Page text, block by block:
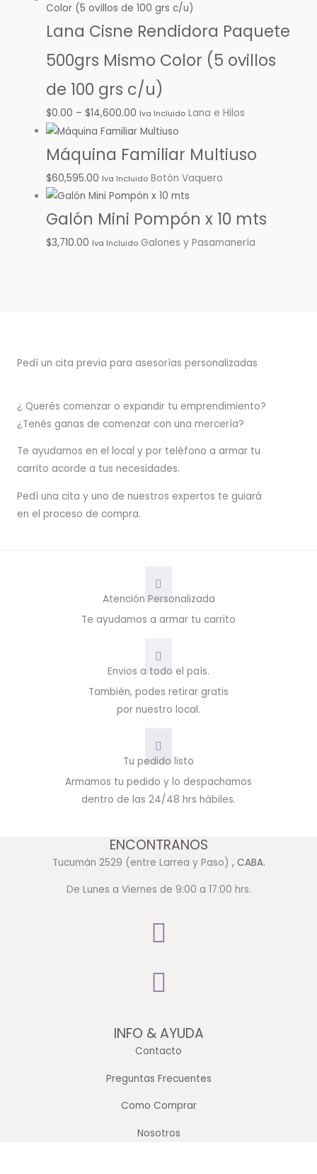
Lana Cisne Rendidora Paquete
500grs Mismo Color (5 ovillos
de 100 grs c/u)
$0.00 – $14,600.00 Iva Incluido Lana e Hilos
Máquina Familiar Multiuso
$60,595.00 Iva Incluido Botón Vaquero
Galón Mini Pompón x 10 mts
$3,710.00 Iva Incluido Galones y Pasamanería
Pedí un cita previa para asesorías personalizadas
¿ Querés comenzar o expandir tu emprendimiento?
¿Tenés ganas de comenzar con una mercería?
Te ayudamos en el local y por teléfono a armar tu
carrito acorde a tus necesidades.
Pedí una cita y uno de nuestros expertos te guiará
en el proceso de compra.
Atención Personalizada
Te ayudamos a armar tu carrito
Envios a todo el país.
También, podes retirar gratis
por nuestro local.
Tu pedido listo
Armamos tu pedido y lo despachamos
dentro de las 24/48 hrs hábiles.
ENCONTRANOS
Tucumán 2529 (entre Larrea y Paso) , CABA.
De Lunes a Viernes de 9:00 a 17:00 hrs.
INFO & AYUDA
Contacto
Preguntas Frecuentes
Como Comprar
Nosotros